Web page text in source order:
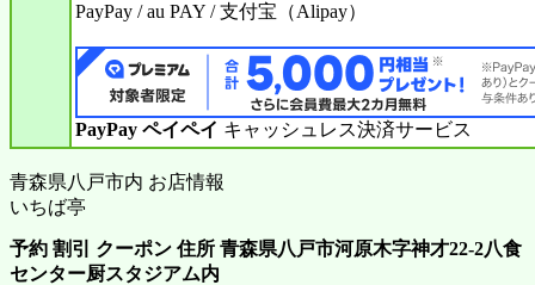
PayPay / au PAY / 支付宝（Alipay）
PayPay ペイペイ キャッシュレス決済サービス
青森県八戸市内 お店情報
いちば亭
予約 割引 クーポン 住所 青森県八戸市河原木字神才22-2八食
センター厨スタジアム内